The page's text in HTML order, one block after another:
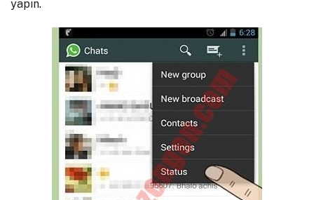
yapın.